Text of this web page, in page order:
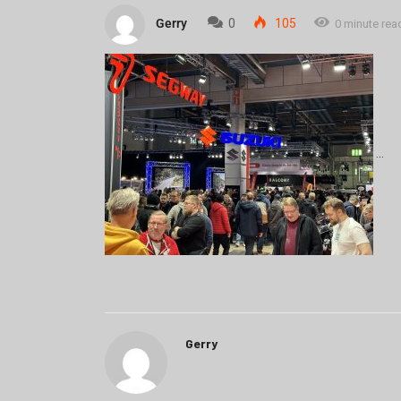
Gerry 0 105 0 minute
Gerry